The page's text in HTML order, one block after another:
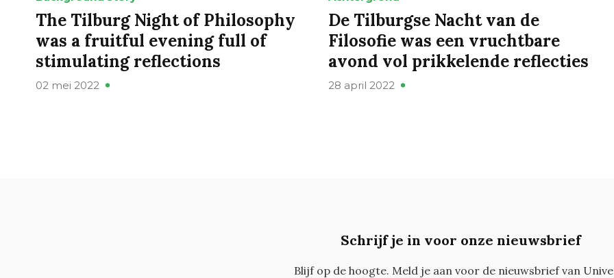
The Tilburg Night of Philosophy
was a fruitful evening full of
stimulating reflections
02 mei 2022
De Tilburgse Nacht van de
Filosofie was een vruchtbare
avond vol prikkelende reflecties
28 april 2022
Schrijf je in voor onze nieuwsbrief
Blijf op de hoogte. Meld je aan voor de nieuwsbrief van